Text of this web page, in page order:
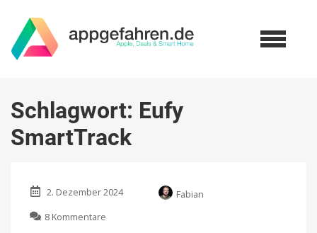
Schlagwort: Eufy
SmartTrack
2. Dezember 2024
Fabian
8 Kommentare